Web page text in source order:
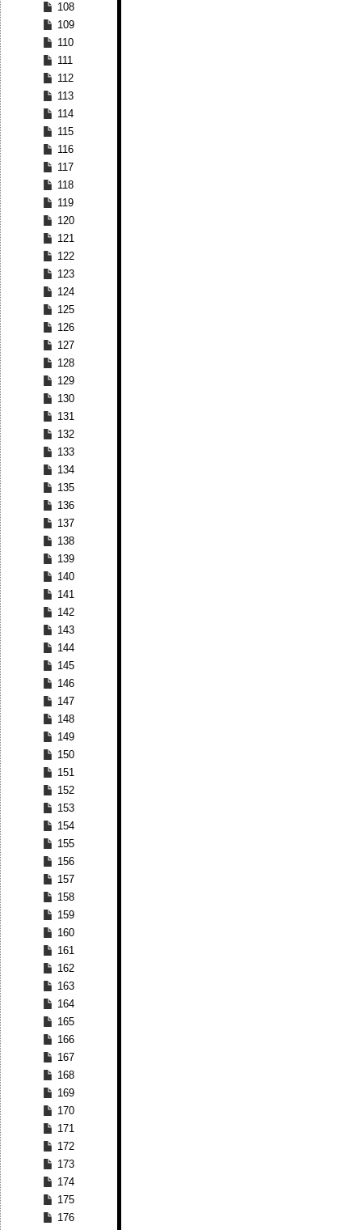
108
109
110
111
112
113
114
115
116
117
118
119
120
121
122
123
124
125
126
127
128
129
130
131
132
133
134
135
136
137
138
139
140
141
142
143
144
145
146
147
148
149
150
151
152
153
154
155
156
157
158
159
160
161
162
163
164
165
166
167
168
169
170
171
172
173
174
175
176